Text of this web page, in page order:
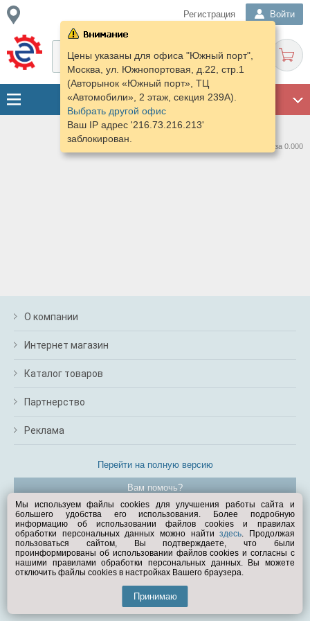
Регистрация Войти
Цены указаны для офиса "Южный порт",
Москва, ул. Южнопортовая, д.22, стр.1
(Авторынок «Южный порт», ТЦ
«Автомобили», 2 этаж, секция 239А).
Выбрать другой офис
Ваш IP адрес '216.73.216.213'
заблокирован.
Нашлось предложений: 0 за 0.000
О компании
Интернет магазин
Каталог товаров
Партнерство
Реклама
Перейти на полную версию
Вам помочь?
© Exist.ru 1998—2026
Мы используем файлы cookies для улучшения работы сайта и
большего удобства его использования. Более подробную
информацию об использовании файлов cookies и правилах
обработки персональных данных можно найтиздесь. Продолжая
пользоваться сайтом, Вы подтверждаете, что были
проинформированы об использовании файлов cookies и согласны с
нашими правилами обработки персональных данных. Вы можете
отключить файлы cookies в настройках Вашего браузера.
Принимаю